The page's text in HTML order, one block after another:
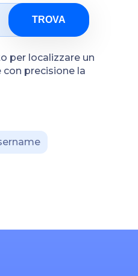
TROVA
per localizzare un
precisione la